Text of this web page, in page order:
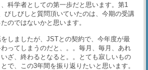
科学者としての第一歩だと思います。第1
びしびしと質問頂いていたのは、今期の受講
のではないかと思います。
しましたが、JSTとの契約で、今年度が最
ってしまうのだと、。。毎月、毎月、あれ
ざ、終わるとなると。。とても寂しいもの
で、この3年間を振り返りたいと思います。